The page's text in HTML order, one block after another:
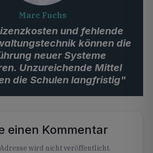
Marc Fuchs
und fehlende
können die
neuer Systeme
Unzureichende Mittel
die Schulen langfristig"
einen Kommentar
wird nicht veröffentlicht.